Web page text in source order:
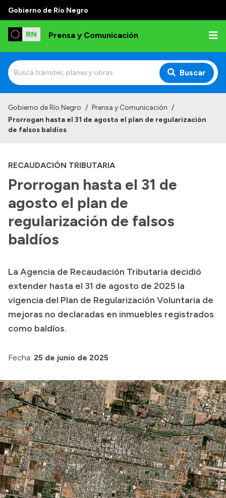
Gobierno de Río Negro
Prensa y Comunicación
Buscar
Institucional
Referentes de prensa
Archivo de noticias
Transparencia
Presupuesto
Compras y licitaciones
Consulta de expedientes
Consulta de pago a proveedores
Convocatorias
Login
Gobierno de Río Negro / Prensa y Comunicación /
Prorrogan hasta el 31 de agosto el plan de regularización
de falsos baldíos
RECAUDACIÓN TRIBUTARIA
Prorrogan hasta el 31 de
agosto el plan de
regularización de falsos
baldíos
La Agencia de Recaudación Tributaria decidió
extender hasta el 31 de agosto de 2025 la
vigencia del Plan de Regularización Voluntaria de
mejoras no declaradas en inmuebles registrados
como baldíos.
Fecha: 25 de junio de 2025